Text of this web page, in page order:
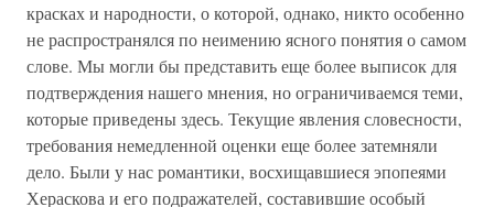
красках и народности, о которой, однако, никто особенно
не распространялся по неимению ясного понятия о самом
слове. Мы могли бы представить еще более выписок для
подтверждения нашего мнения, но ограничиваемся теми,
которые приведены здесь. Текущие явления словесности,
требования немедленной оценки еще более затемняли
дело. Были у нас романтики, восхищавшиеся эпопеями
Хераскова и его подражателей, составившие особый